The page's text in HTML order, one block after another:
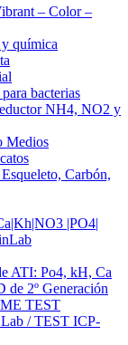
– Color –
química
bacterias
NH4, NO2 y
Medios
Carbón,
|PO4|
ATI: Po4, kH, Ca
de 2º Generación
TEST
/ TEST ICP-